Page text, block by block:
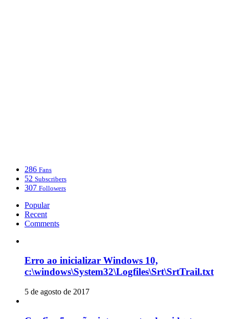
286 Fans
52 Subscribers
307 Followers
Popular
Recent
Comments
Erro ao inicializar Windows 10,
c:\windows\System32\Logfiles\Srt\SrtTrail.txt
5 de agosto de 2017